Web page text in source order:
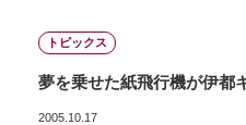
トピックス
夢を乗せた紙飛行機が伊都
2005.10.17